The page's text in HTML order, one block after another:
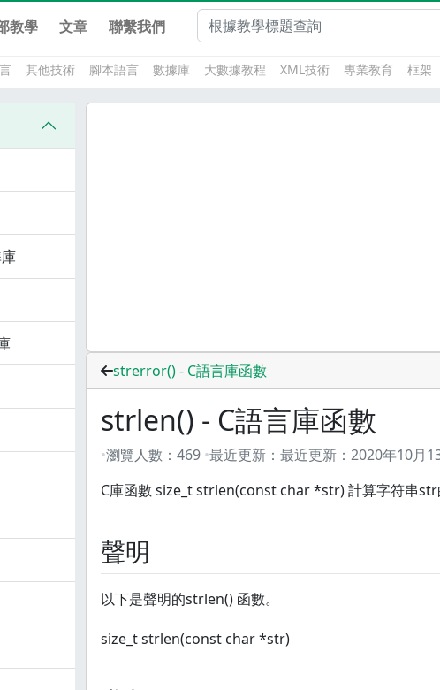
教學 文章 聯繫我們
其他技術 腳本語言 數據庫 大數據教程 XML技術 專業教育 框架
strerror() - C語言庫函數
strlen() - C語言庫函數
瀏覽人數： 469 最近更新： 最近更新： 2020年10月
C庫函數 size_t strlen(const char *str) 計算字符串str
聲明
以下是聲明的strlen() 函數。
size_t strlen(const char *str)